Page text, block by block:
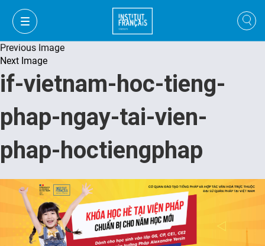
Previous Image
Next Image
if-vietnam-hoc-tieng-
phap-ngay-tai-vien-
phap-hoctiengphap